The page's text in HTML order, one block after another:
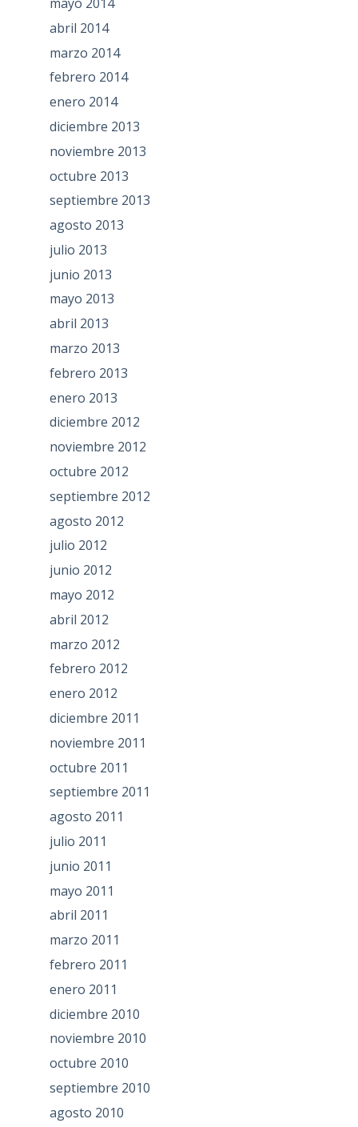
abril 2014
marzo 2014
febrero 2014
enero 2014
diciembre 2013
noviembre 2013
octubre 2013
septiembre 2013
agosto 2013
julio 2013
junio 2013
mayo 2013
abril 2013
marzo 2013
febrero 2013
enero 2013
diciembre 2012
noviembre 2012
octubre 2012
septiembre 2012
agosto 2012
julio 2012
junio 2012
mayo 2012
abril 2012
marzo 2012
febrero 2012
enero 2012
diciembre 2011
noviembre 2011
octubre 2011
septiembre 2011
agosto 2011
julio 2011
junio 2011
mayo 2011
abril 2011
marzo 2011
febrero 2011
enero 2011
diciembre 2010
noviembre 2010
octubre 2010
septiembre 2010
agosto 2010